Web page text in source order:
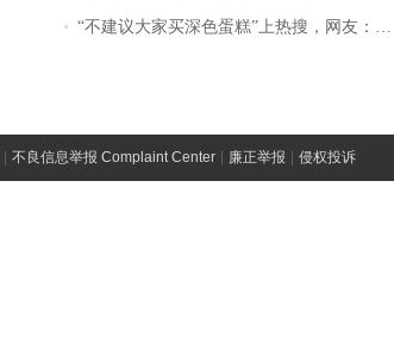
“不建议大家买深色蛋糕”上热搜，网友：天塌了！
不良信息举报 Complaint Center 廉正举报 侵权投诉